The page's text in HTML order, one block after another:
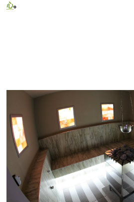
心。